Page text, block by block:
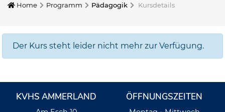
Home Programm Pädagogik Kursdetails
Der Kurs steht leider nicht mehr zur Verfügung.
KVHS AMMERLAND ÖFFNUNGSZEITEN